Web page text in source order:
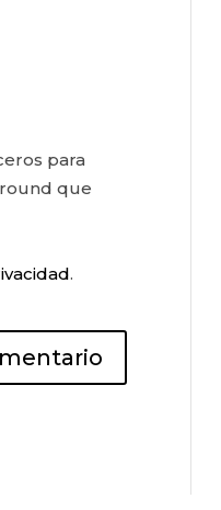
para
que
.